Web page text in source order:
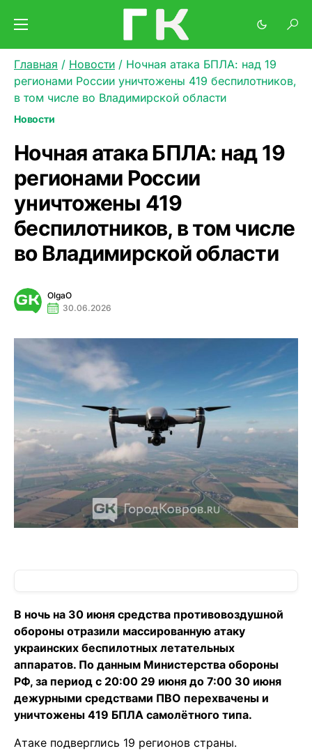
Главная / Новости / Ночная атака БПЛА: над 19
регионами России уничтожены 419 беспилотников,
в том числе во Владимирской области
Новости
Ночная атака БПЛА: над 19
регионами России
уничтожены 419
беспилотников, в том числе
во Владимирской области
OlgaO
30.06.2026
В ночь на 30 июня средства противовоздушной
обороны отразили массированную атаку
украинских беспилотных летательных
аппаратов. По данным Министерства обороны
РФ, за период с 20:00 29 июня до 7:00 30 июня
дежурными средствами ПВО перехвачены и
уничтожены 419 БПЛА самолётного типа.
Атаке подверглись 19 регионов страны.